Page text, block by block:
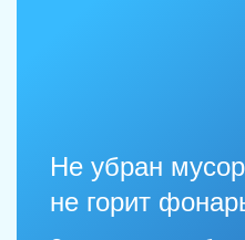
Не убран
не горит